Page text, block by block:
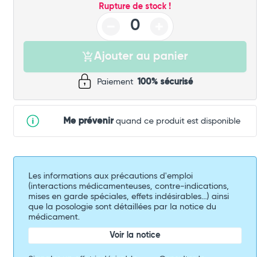
Commander
Rupture de stock !
Ajouter au panier
Paiement 100% sécurisé
Me prévenirquand ce produit est disponible
Les informations aux précautions d'emploi
(interactions médicamenteuses, contre-indications,
mises en garde spéciales, effets indésirables...) ainsi
que la posologie sont détaillées par la notice du
médicament.
Voir la notice